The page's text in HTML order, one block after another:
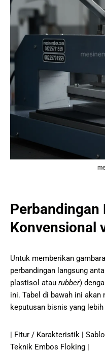
Perbandingan
Konvensional
Untuk memberikan
perbandingan langsung
plastisol atau rubber)
ini. Tabel di bawah ini akan
keputusan bisnis yang
| Fitur / Karakteristik |
Teknik Embos Floking |